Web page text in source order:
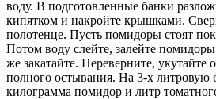
воду. В подготовленные банки
кипятком и накройте крышками.
полотенце. Пусть помидоры стоят
Потом воду слейте, залейте
же закатайте. Переверните, укутайте
полного остывания. На 3-х литровую
килограмма помидор и литр